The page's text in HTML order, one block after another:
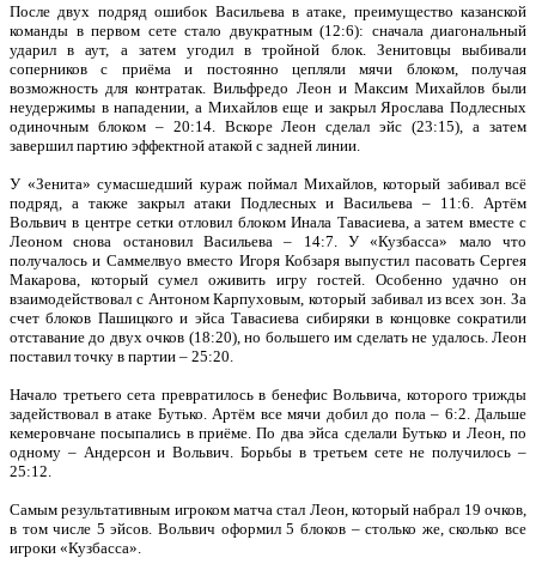
После двух подряд ошибок Васильева в атаке, преимущество казанской
команды в первом сете стало двукратным (12:6): сначала диагональный
ударил в аут, а затем угодил в тройной блок. Зенитовцы выбивали
соперников с приёма и постоянно цепляли мячи блоком, получая
возможность для контратак. Вильфредо Леон и Максим Михайлов были
неудержимы в нападении, а Михайлов еще и закрыл Ярослава Подлесных
одиночным блоком – 20:14. Вскоре Леон сделал эйс (23:15), а затем
завершил партию эффектной атакой с задней линии.
У «Зенита» сумасшедший кураж поймал Михайлов, который забивал всё
подряд, а также закрыл атаки Подлесных и Васильева – 11:6. Артём
Вольвич в центре сетки отловил блоком Инала Тавасиева, а затем вместе с
Леоном снова остановил Васильева – 14:7. У «Кузбасса» мало что
получалось и Саммелвуо вместо Игоря Кобзаря выпустил пасовать Сергея
Макарова, который сумел оживить игру гостей. Особенно удачно он
взаимодействовал с Антоном Карпуховым, который забивал из всех зон. За
счет блоков Пашицкого и эйса Тавасиева сибиряки в концовке сократили
отставание до двух очков (18:20), но большего им сделать не удалось. Леон
поставил точку в партии – 25:20.
Начало третьего сета превратилось в бенефис Вольвича, которого трижды
задействовал в атаке Бутько. Артём все мячи добил до пола – 6:2. Дальше
кемеровчане посыпались в приёме. По два эйса сделали Бутько и Леон, по
одному – Андерсон и Вольвич. Борьбы в третьем сете не получилось –
25:12.
Самым результативным игроком матча стал Леон, который набрал 19 очков,
в том числе 5 эйсов. Вольвич оформил 5 блоков – столько же, сколько все
игроки «Кузбасса».